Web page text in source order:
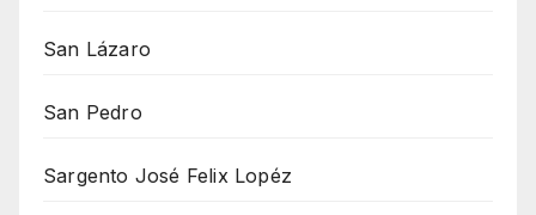
San Lázaro
San Pedro
Sargento José Felix Lopéz